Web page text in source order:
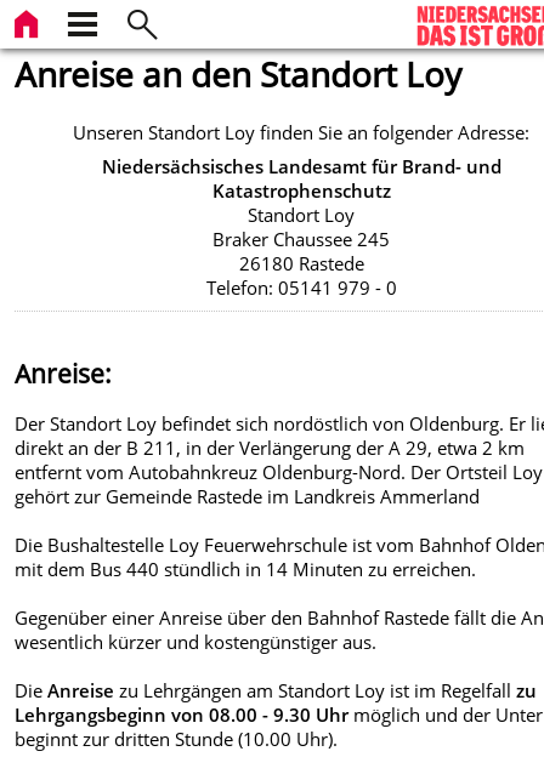
Anreise an den Standort Loy
Unseren Standort Loy finden Sie an folgender Adresse:
Niedersächsisches Landesamt für Brand- und
Katastrophenschutz
Standort Loy
Braker Chaussee 245
26180 Rastede
Telefon: 05141 979 - 0
Anreise:
Der Standort Loy befindet sich nordöstlich von Oldenburg. Er
direkt an der B 211, in der Verlängerung der A 29, etwa 2 km
entfernt vom Autobahnkreuz Oldenburg-Nord. Der Ortsteil Loy
gehört zur Gemeinde Rastede im Landkreis Ammerland
Die Bushaltestelle Loy Feuerwehrschule ist vom Bahnhof
mit dem Bus 440 stündlich in 14 Minuten zu erreichen.
Gegenüber einer Anreise über den Bahnhof Rastede fällt die
wesentlich kürzer und kostengünstiger aus.
DieAnreise zu Lehrgängen am Standort Loy ist im Regelfallzu
Lehrgangsbeginn von 08.00 - 9.30 Uhrmöglich und der
beginnt zur dritten Stunde (10.00 Uhr).